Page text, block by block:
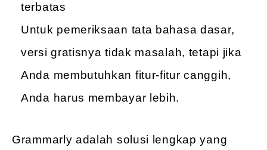
terbatas
Untuk pemeriksaan tata bahasa dasar,
versi gratisnya tidak masalah, tetapi jika
Anda membutuhkan fitur-fitur canggih,
Anda harus membayar lebih.
Grammarly adalah solusi lengkap yang